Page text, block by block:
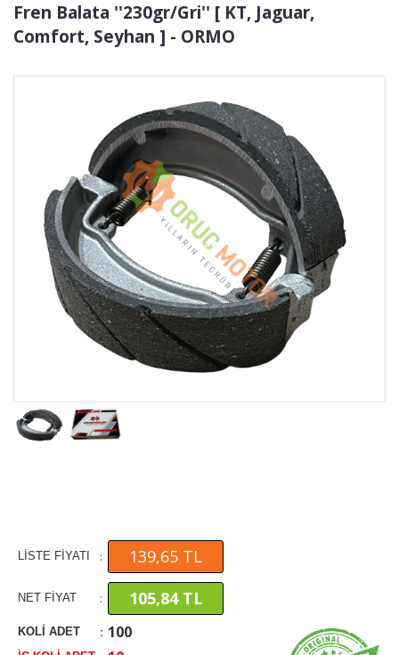
Fren Balata ''230gr/Gri'' [ KT, Jaguar,
Comfort, Seyhan ] - ORMO
LİSTE FİYATI : 139,65 TL
NET FİYAT : 105,84 TL
KOLİ ADET : 100